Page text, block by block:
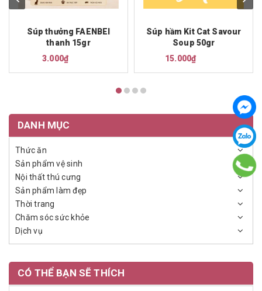
Súp thưởng FAENBEI
thanh 15gr
3.000₫
Súp hầm Kit Cat Savour
Soup 50gr
15.000₫
DANH MỤC
Thức ăn
Sản phẩm vệ sinh
Nội thất thú cưng
Sản phẩm làm đẹp
Thời trang
Chăm sóc sức khỏe
Dịch vụ
CÓ THỂ BẠN SẼ THÍCH